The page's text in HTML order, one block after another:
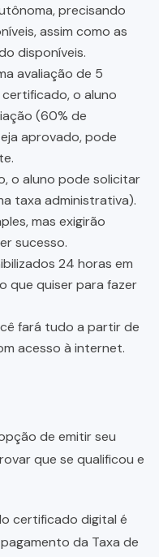
precisando
assim como as
disponíveis.
avaliação de 5
o aluno
(60% de
aprovado, pode
o aluno pode solicitar
taxa administrativa).
mas exigirão
sucesso.
24 horas em
que quiser para fazer
fará tudo a partir de
acesso à internet.
de emitir seu
que se qualificou e
certificado digital é
da Taxa de